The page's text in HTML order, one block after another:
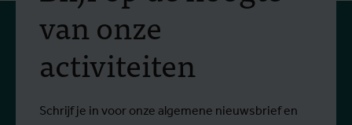
vectorbestrijding en
screening op het West-
Van 6 tot 17 juli 2026 namen Stien
ITG-wetenschappers van de Dienst
van onze
activiteiten
Schrijf je in voor onze algemene nieuwsbrief en